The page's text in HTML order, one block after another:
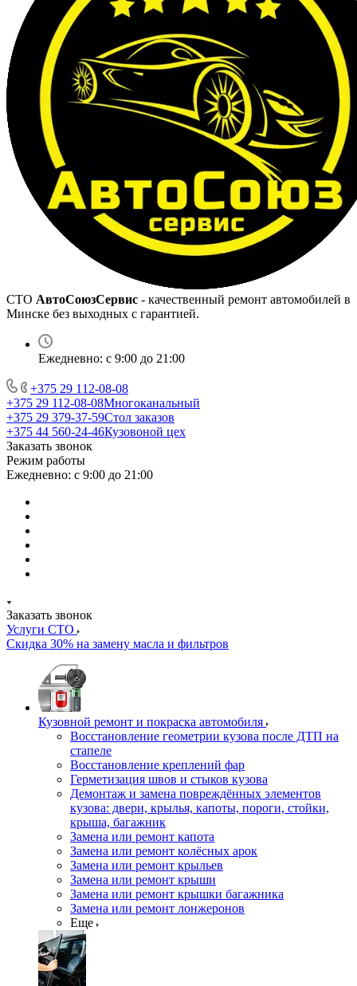
СТО АвтоСоюзСервис - качественный ремонт автомобилей в
Минске без выходных с гарантией.
Ежедневно: с 9:00 до 21:00
+375 29 112-08-08
+375 29 112-08-08Многоканальный
+375 29 379-37-59Стол заказов
+375 44 560-24-46Кузовоной цех
Заказать звонок
Режим работы
Ежедневно: с 9:00 до 21:00
Заказать звонок
Услуги СТО
Скидка 30% на замену масла и фильтров
Кузовной ремонт и покраска автомобиля
Восстановление геометрии кузова после ДТП на
стапеле
Восстановление креплений фар
Герметизация швов и стыков кузова
Демонтаж и замена повреждённых элементов
кузова: двери, крылья, капоты, пороги, стойки,
крыша, багажник
Замена или ремонт капота
Замена или ремонт колёсных арок
Замена или ремонт крыльев
Замена или ремонт крыши
Замена или ремонт крышки багажника
Замена или ремонт лонжеронов
Еще